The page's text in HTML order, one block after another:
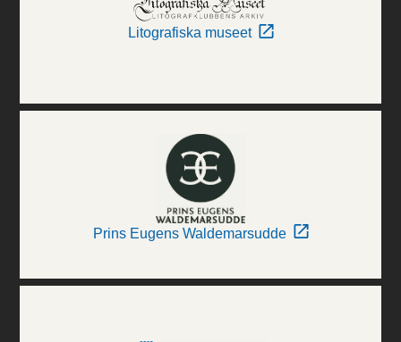
Litografiska museet
Prins Eugens Waldemarsudde